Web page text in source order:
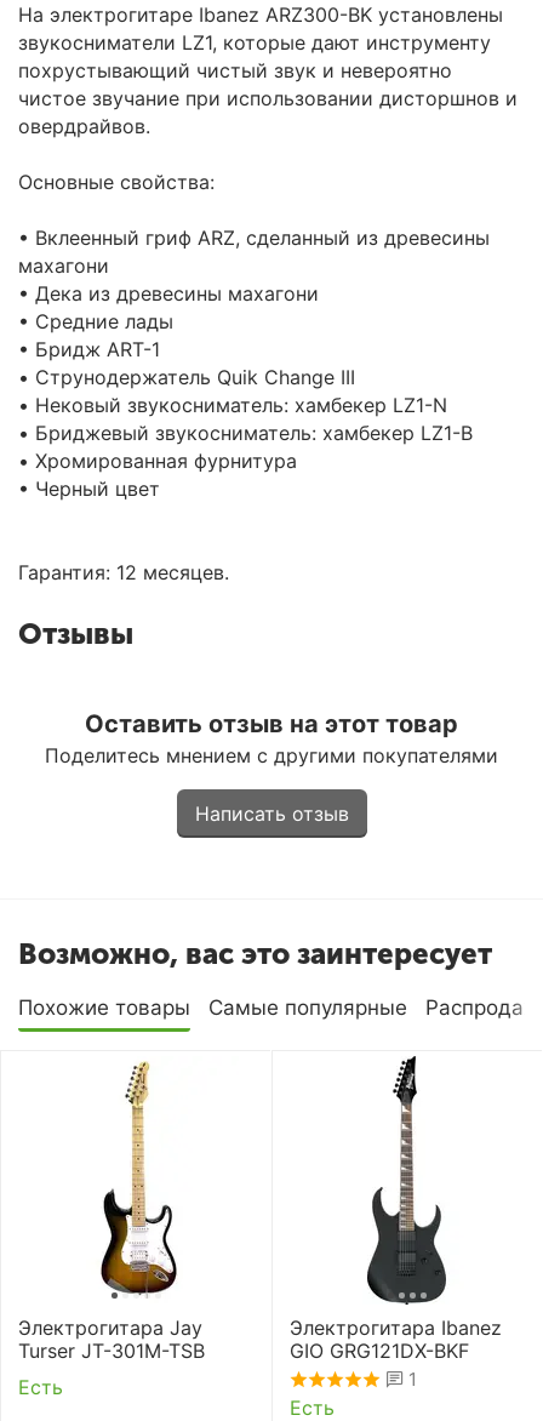
На электрогитаре Ibanez ARZ300-BK установлены
звукосниматели LZ1, которые дают инструменту
похрустывающий чистый звук и невероятно
чистое звучание при использовании дисторшнов и
овердрайвов.
Основные свойства:
• Вклеенный гриф ARZ, сделанный из древесины
махагони
• Дека из древесины махагони
• Средние лады
• Бридж ART-1
• Струнодержатель Quik Change III
• Нековый звукосниматель: хамбекер LZ1-N
• Бриджевый звукосниматель: хамбекер LZ1-B
• Хромированная фурнитура
• Черный цвет
Гарантия: 12 месяцев.
Отзывы
Оставить отзыв на этот товар
Поделитесь мнением с другими покупателями
Написать отзыв
Возможно, вас это заинтересует
Похожие товары Самые популярные
Электрогитара Jay
Turser JT-301M-TSB
Есть
Электрогитара Ibanez
GIO GRG121DX-BKF
1
Есть